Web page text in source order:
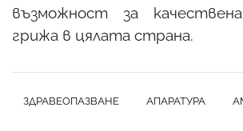
възможност за
грижа в цялата страна.
ЗДРАВЕОПАЗВАНЕ АПАРАТУРА